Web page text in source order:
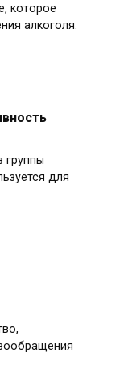
которое
алкоголя.
группы
для